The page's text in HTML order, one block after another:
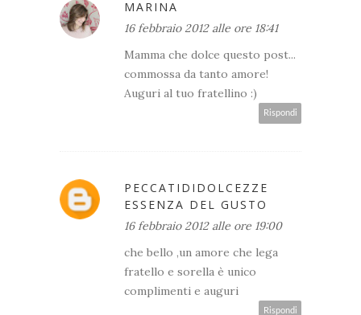
MARINA
16 febbraio 2012 alle ore 18:41
Mamma che dolce questo post...
commossa da tanto amore!
Auguri al tuo fratellino :)
Rispondi
PECCATIDIDOLCEZZE
ESSENZA DEL GUSTO
16 febbraio 2012 alle ore 19:00
che bello ,un amore che lega
fratello e sorella è unico
complimenti e auguri
Rispondi